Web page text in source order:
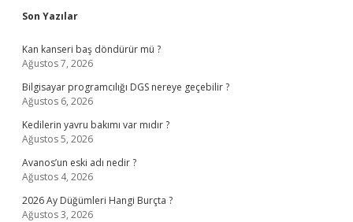
Sidebar
Son Yazılar
Kan kanseri baş döndürür mü ?
Ağustos 7, 2026
Bilgisayar programcılığı DGS nereye geçebilir ?
Ağustos 6, 2026
Kedilerin yavru bakımı var mıdır ?
Ağustos 5, 2026
Avanos’un eski adı nedir ?
Ağustos 4, 2026
2026 Ay Düğümleri Hangi Burçta ?
Ağustos 3, 2026